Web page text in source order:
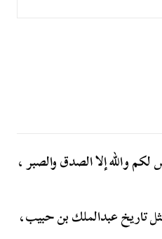
والله إلا الصدق والصبر ،
تاريخ عبدالملك بن حبيب،